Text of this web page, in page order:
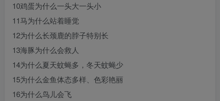
10鸡蛋为什么一头大一头小
11马为什么站着睡觉
12为什么长颈鹿的脖子特别长
13海豚为什么会救人
14为什么夏天蚊蝇多，冬天蚊蝇少
15为什么金鱼体态多样、色彩艳丽
16为什么鸟儿会飞